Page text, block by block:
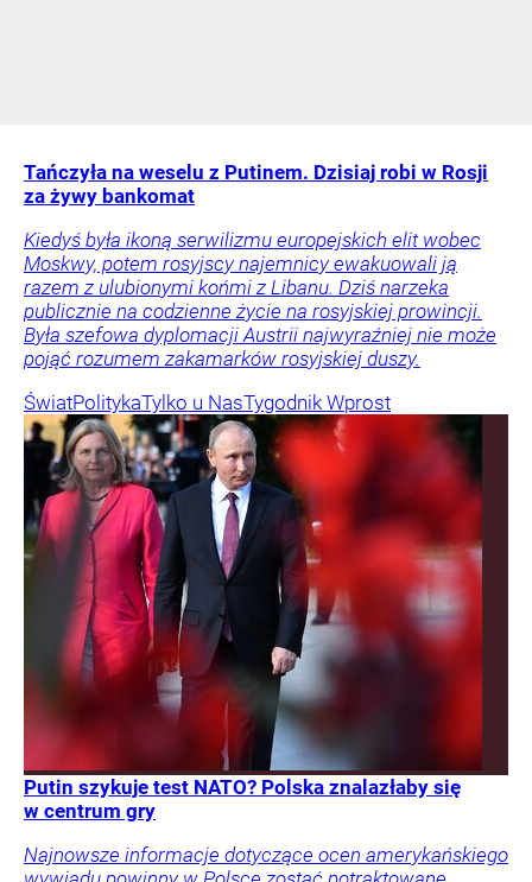
Tańczyła na weselu z Putinem. Dzisiaj robi w Rosji
za żywy bankomat
Kiedyś była ikoną serwilizmu europejskich elit wobec
Moskwy, potem rosyjscy najemnicy ewakuowali ją
razem z ulubionymi końmi z Libanu. Dziś narzeka
publicznie na codzienne życie na rosyjskiej prowincji.
Była szefowa dyplomacji Austrii najwyraźniej nie może
pojąć rozumem zakamarków rosyjskiej duszy.
ŚwiatPolitykaTylko u NasTygodnik Wprost
Putin szykuje test NATO? Polska znalazłaby się
w centrum gry
Najnowsze informacje dotyczące ocen amerykańskiego